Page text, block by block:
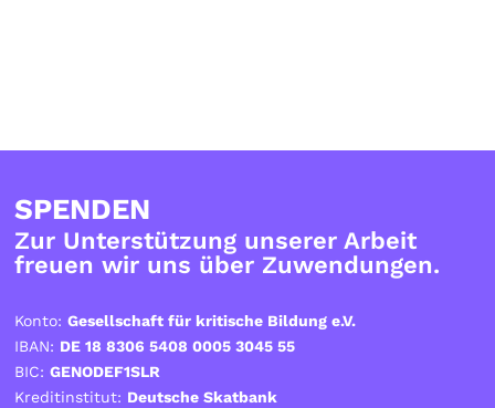
SPENDEN
Zur Unterstützung unserer Arbeit
freuen wir uns über Zuwendungen.
Konto:Gesellschaft für kritische Bildung e.V.
IBAN: DE 18 8306 5408 0005 3045 55
BIC:GENODEF1SLR
Kreditinstitut: Deutsche Skatbank